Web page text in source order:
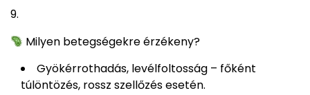
Milyen betegségekre érzékeny?
Gyökérrothadás, levélfoltosság – főként
túlöntözés, rossz szellőzés esetén.